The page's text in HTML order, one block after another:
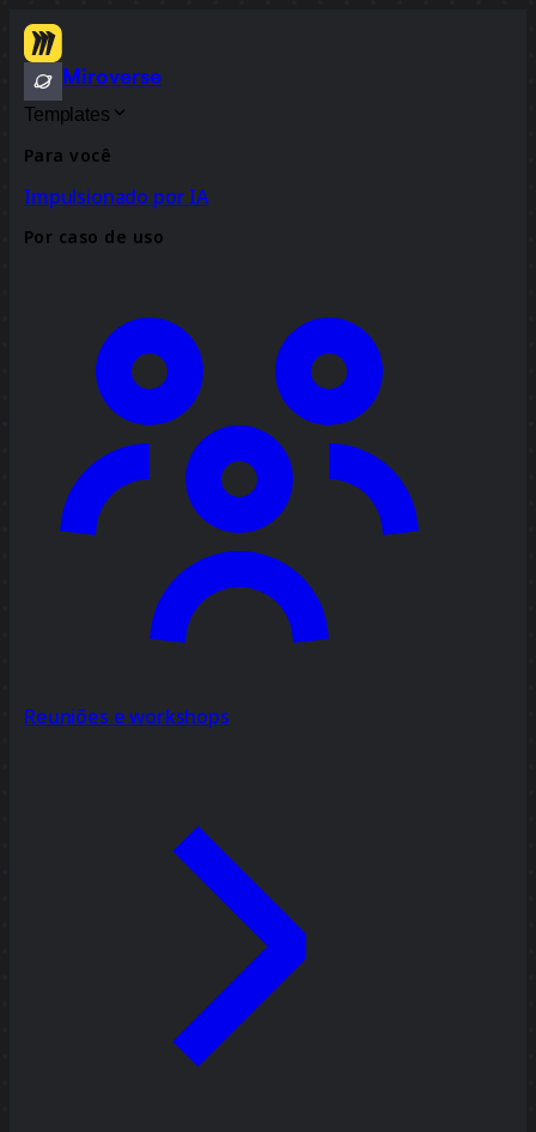
Miroverse
Templates
Para você
Impulsionado por IA
Por caso de uso
Reuniões e workshops